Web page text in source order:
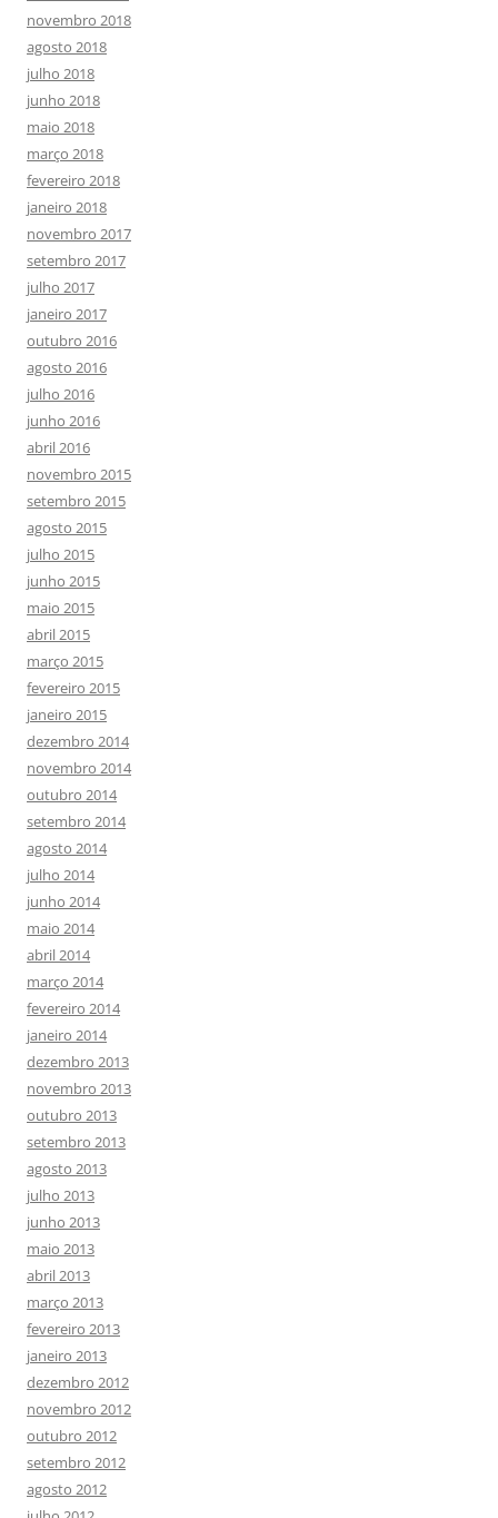
novembro 2018
agosto 2018
julho 2018
junho 2018
maio 2018
março 2018
fevereiro 2018
janeiro 2018
novembro 2017
setembro 2017
julho 2017
janeiro 2017
outubro 2016
agosto 2016
julho 2016
junho 2016
abril 2016
novembro 2015
setembro 2015
agosto 2015
julho 2015
junho 2015
maio 2015
abril 2015
março 2015
fevereiro 2015
janeiro 2015
dezembro 2014
novembro 2014
outubro 2014
setembro 2014
agosto 2014
julho 2014
junho 2014
maio 2014
abril 2014
março 2014
fevereiro 2014
janeiro 2014
dezembro 2013
novembro 2013
outubro 2013
setembro 2013
agosto 2013
julho 2013
junho 2013
maio 2013
abril 2013
março 2013
fevereiro 2013
janeiro 2013
dezembro 2012
novembro 2012
outubro 2012
setembro 2012
agosto 2012